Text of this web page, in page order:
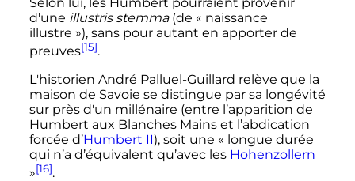
d'une illustris stemma(de « naissance
illustre »), sans pour autant en apporter de
preuves[15].
L'historien André Palluel-Guillard relève que la
maison de Savoie se distingue par sa longévité
sur près d'un millénaire (entre l’apparition de
Humbert aux Blanches Mains et l’abdication
forcée d’Humbert II), soit une « longue durée
qui n’a d’équivalent qu’avec les Hohenzollern
»[16].